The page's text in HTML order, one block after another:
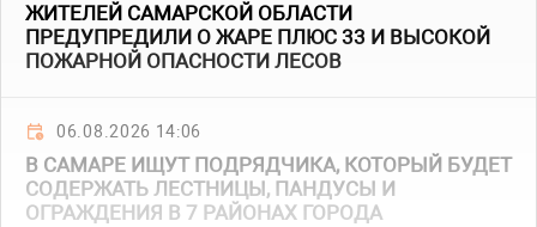
ЖИТЕЛЕЙ САМАРСКОЙ ОБЛАСТИ
ПРЕДУПРЕДИЛИ О ЖАРЕ ПЛЮС 33 И ВЫСОКОЙ
ПОЖАРНОЙ ОПАСНОСТИ ЛЕСОВ
06.08.2026 14:06
В САМАРЕ ИЩУТ ПОДРЯДЧИКА, КОТОРЫЙ БУДЕТ
СОДЕРЖАТЬ ЛЕСТНИЦЫ, ПАНДУСЫ И
ОГРАЖДЕНИЯ В 7 РАЙОНАХ ГОРОДА